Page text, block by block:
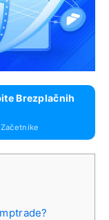
Brezplačnih